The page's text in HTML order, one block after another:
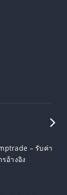
– รับค่า
อ้างอิง